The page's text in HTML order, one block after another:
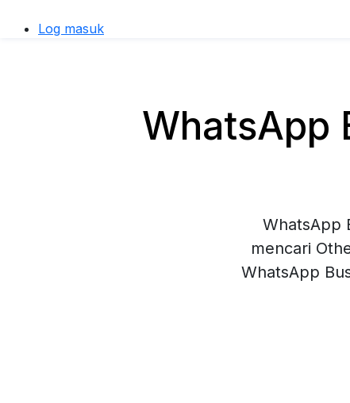
Log masuk
WhatsApp
WhatsApp
mencari
WhatsApp